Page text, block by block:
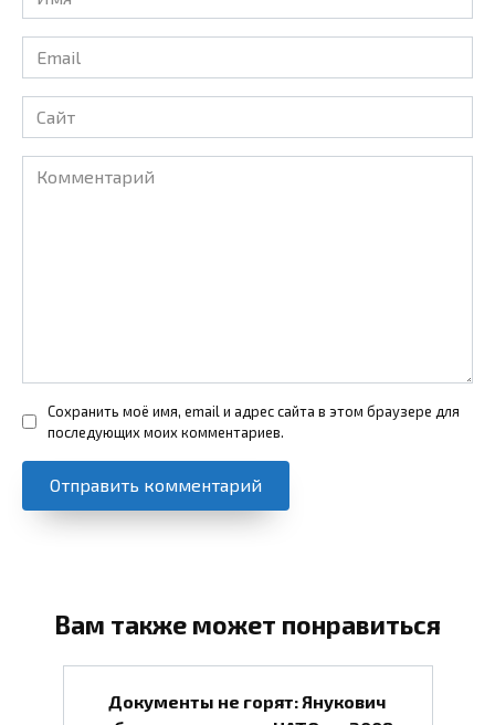
*
Email
*
Сайт
Комментарий
Сохранить моё имя, email и адрес сайта в этом браузере для
последующих моих комментариев.
Вам также может понравиться
Документы не горят: Янукович